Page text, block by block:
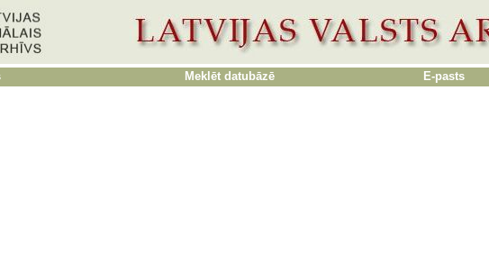
Meklēt datubāzē E-pasts